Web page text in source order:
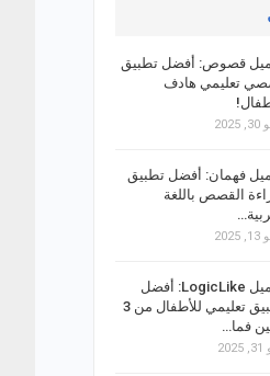
قصوص: أفضل تطبيق
تعليمي هادف
فهمان: أفضل تطبيق
القصص باللغة
تحميل LogicLike: أفضل
تطبيق تعليمي للأطفال من 3
فما…